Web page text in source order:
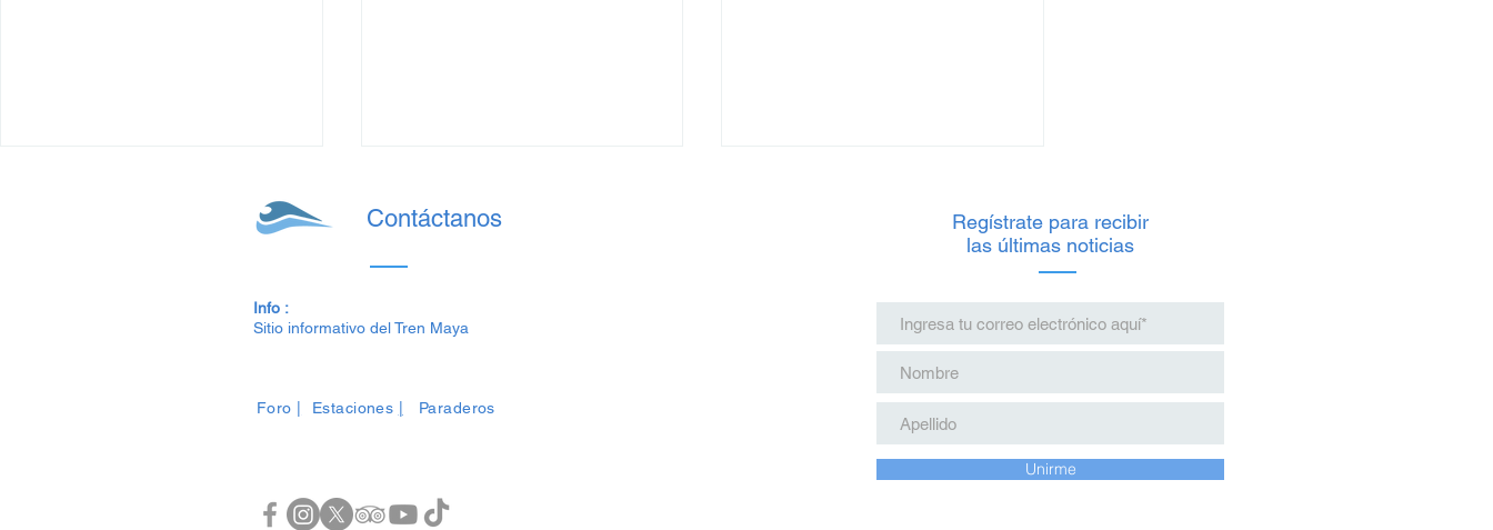
Precios del Tren Maya: Junio
2025 para estas Vacaciones
Contáctanos
Info :
Sitio informativo del Tren Maya
Foro Estaciones Paraderos
Regístrate para recibir
las últimas noticias
Unirme